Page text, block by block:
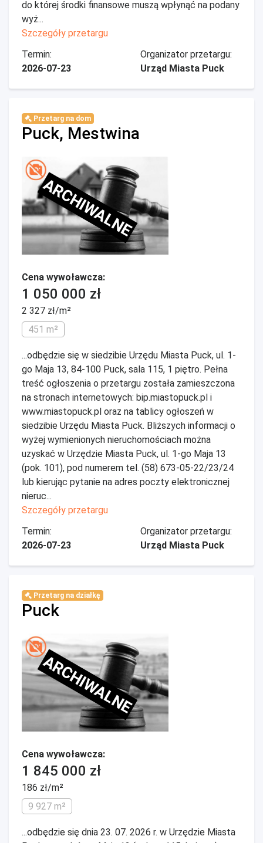
do której środki finansowe muszą wpłynąć na podany
wyż...
Szczegóły przetargu
Termin:
2026-07-23
Organizator przetargu:
Urząd Miasta Puck
Przetarg na dom
Puck, Mestwina
ARCHIWALNE
Cena wywoławcza:
1 050 000 zł
2 327 zł/m²
451 m²
...odbędzie się w siedzibie Urzędu Miasta Puck, ul. 1-
go Maja 13, 84-100 Puck, sala 115, 1 piętro. Pełna
treść ogłoszenia o przetargu została zamieszczona
na stronach internetowych: bip.miastopuck.pl i
www.miastopuck.pl oraz na tablicy ogłoszeń w
siedzibie Urzędu Miasta Puck. Bliższych informacji o
wyżej wymienionych nieruchomościach można
uzyskać w Urzędzie Miasta Puck, ul. 1-go Maja 13
(pok. 101), pod numerem tel. (58) 673-05-22/23/24
lub kierując pytanie na adres poczty elektronicznej
nieruc...
Szczegóły przetargu
Termin:
2026-07-23
Organizator przetargu:
Urząd Miasta Puck
Przetarg na działkę
Puck
ARCHIWALNE
Cena wywoławcza:
1 845 000 zł
186 zł/m²
9 927 m²
...odbędzie się dnia 23. 07. 2026 r. w Urzędzie Miasta